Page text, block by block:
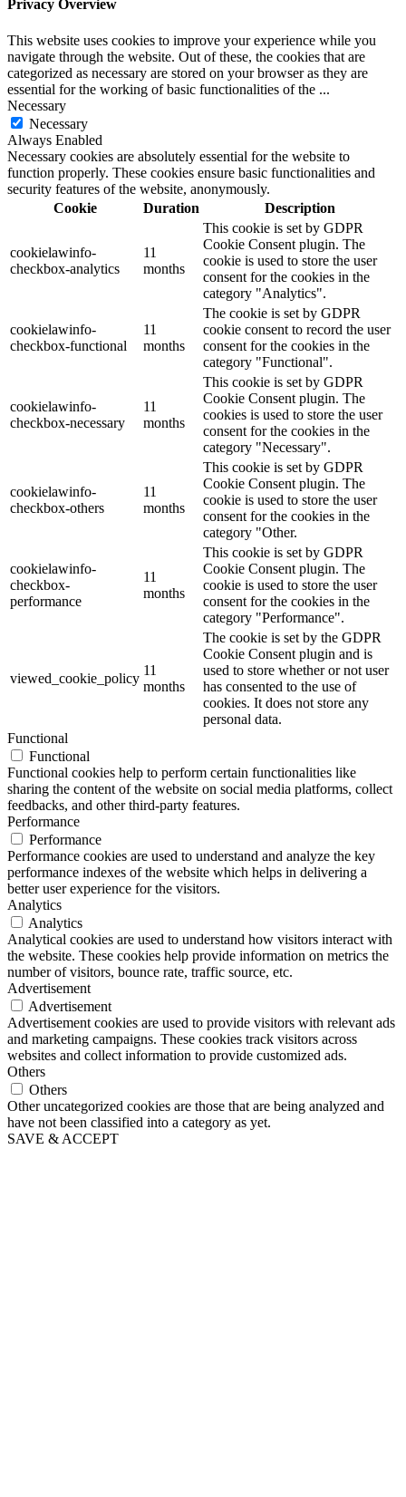
Privacy Overview
This website uses cookies to improve your experience while you
navigate through the website. Out of these, the cookies that are
categorized as necessary are stored on your browser as they are
essential for the working of basic functionalities of the ...
Necessary
Necessary
Always Enabled
Necessary cookies are absolutely essential for the website to
function properly. These cookies ensure basic functionalities and
security features of the website, anonymously.
Cookie
Duration Description
cookielawinfo-
checkbox-analytics
11
months
This cookie is set by GDPR
Cookie Consent plugin. The
cookie is used to store the user
consent for the cookies in the
category "Analytics".
cookielawinfo-
checkbox-functional
11
months
The cookie is set by GDPR
cookie consent to record the user
consent for the cookies in the
category "Functional".
cookielawinfo-
checkbox-necessary
11
months
This cookie is set by GDPR
Cookie Consent plugin. The
cookies is used to store the user
consent for the cookies in the
category "Necessary".
cookielawinfo-
checkbox-others
11
months
This cookie is set by GDPR
Cookie Consent plugin. The
cookie is used to store the user
consent for the cookies in the
category "Other.
cookielawinfo-
checkbox-
performance
11
months
This cookie is set by GDPR
Cookie Consent plugin. The
cookie is used to store the user
consent for the cookies in the
category "Performance".
viewed_cookie_policy
11
months
The cookie is set by the GDPR
Cookie Consent plugin and is
used to store whether or not user
has consented to the use of
cookies. It does not store any
personal data.
Functional
Functional
Functional cookies help to perform certain functionalities like
sharing the content of the website on social media platforms, collect
feedbacks, and other third-party features.
Performance
Performance
Performance cookies are used to understand and analyze the key
performance indexes of the website which helps in delivering a
better user experience for the visitors.
Analytics
Analytics
Analytical cookies are used to understand how visitors interact with
the website. These cookies help provide information on metrics the
number of visitors, bounce rate, traffic source, etc.
Advertisement
Advertisement
Advertisement cookies are used to provide visitors with relevant ads
and marketing campaigns. These cookies track visitors across
websites and collect information to provide customized ads.
Others
Others
Other uncategorized cookies are those that are being analyzed and
have not been classified into a category as yet.
SAVE & ACCEPT